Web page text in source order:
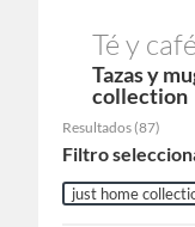
Té y café
Tazas y mugs - just home
collection
Resultados (87)
Filtro
just home